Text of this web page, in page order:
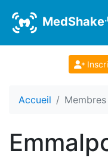
MedShake
Accueil Membres